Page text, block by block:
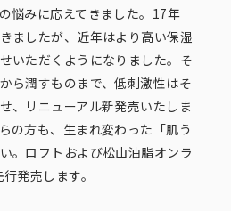
悩みに応えてきました。17年
ましたが、近年はより高い保湿
いただくようになりました。そ
ら潤すものまで、低刺激性はそ
、リニューアル新発売いたしま
の方も、生まれ変わった「肌う
。ロフトおよび松山油脂オンラ
発売します。